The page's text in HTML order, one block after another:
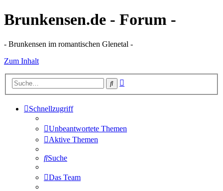
Brunkensen.de - Forum -
- Brunkensen im romantischen Glenetal -
Zum Inhalt
Suche
Schnellzugriff
Unbeantwortete Themen
Aktive Themen
Suche
Das Team